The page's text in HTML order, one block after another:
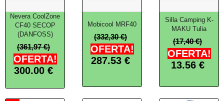
Nevera CoolZone
CF40 SECOP
(DANFOSS)
(361,97 €)
OFERTA!
300.00 €
Mobicool MRF40
(332,30 €)
OFERTA!
287.53 €
Silla Camping K-
MAKU Tulia
(17,40 €)
OFERTA!
13.56 €